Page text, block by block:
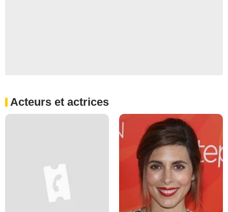
Acteurs et actrices